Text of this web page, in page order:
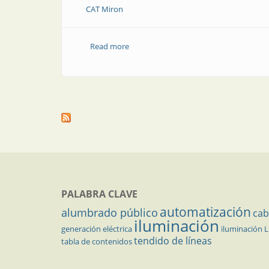
CAT Miron
Read moreabout Ventilación de las salas de
PALABRA CLAVE
alumbrado público automatización
generación eléctrica iluminación iluminación
tabla de contenidostendido de líneas